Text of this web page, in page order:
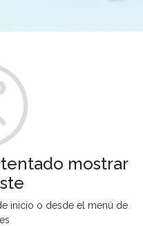
mostrar
inicio o desde el menú de